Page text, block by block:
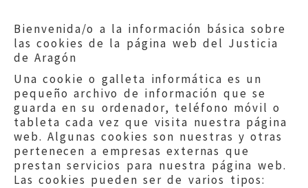
Bienvenida/o a la información básica sobre
las cookies de la página web del Justicia
de Aragón
Una cookie o galleta informática es un
pequeño archivo de información que se
guarda en su ordenador, teléfono móvil o
tableta cada vez que visita nuestra página
web. Algunas cookies son nuestras y otras
pertenecen a empresas externas que
prestan servicios para nuestra página web.
Las cookies pueden ser de varios tipos: